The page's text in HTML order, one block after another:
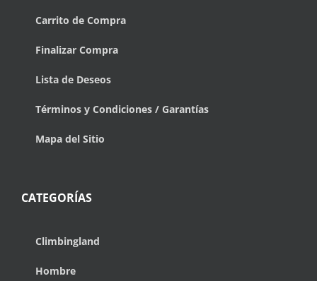
Carrito de Compra
Finalizar Compra
Lista de Deseos
Términos y Condiciones / Garantías
Mapa del Sitio
CATEGORÍAS
Climbingland
Hombre